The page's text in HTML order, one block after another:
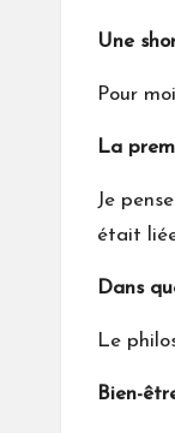
Une
Pour
La
Je
était
Dans
Le
Bien-